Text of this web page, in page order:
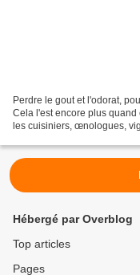
Perdre le gout et l'odorat,
Cela l'est encore plus
les cuisiniers, œnologues,
Hébergé par Overblog
Top articles
Pages